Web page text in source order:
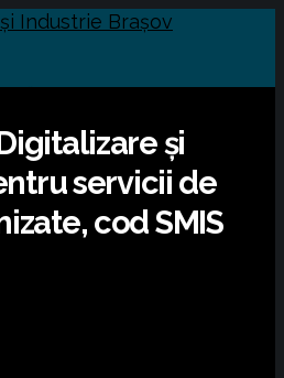
și
servicii de
cod SMIS